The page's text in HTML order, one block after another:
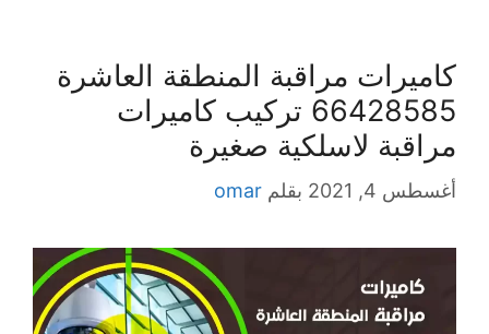
كاميرات مراقبة المنطقة العاشرة
66428585 تركيب كاميرات
مراقبة لاسلكية صغيرة
أغسطس 4, 2021 بقلم omar